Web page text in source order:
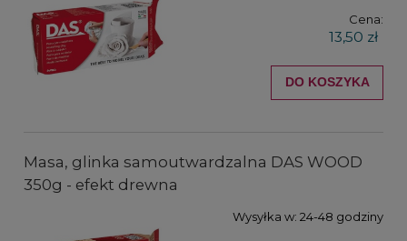
Cena:
13,50 zł
DO KOSZYKA
Masa, glinka samoutwardzalna DAS WOOD
350g - efekt drewna
Wysyłka w: 24-48 godziny